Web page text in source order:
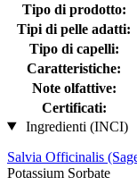
Tipo di prodotto:
Tipi di pelle adatti:
Tipo di capelli:
Caratteristiche:
Note olfattive:
Certificati:
Ingredienti (INCI)
Salvia Officinalis
Potassium Sorbate